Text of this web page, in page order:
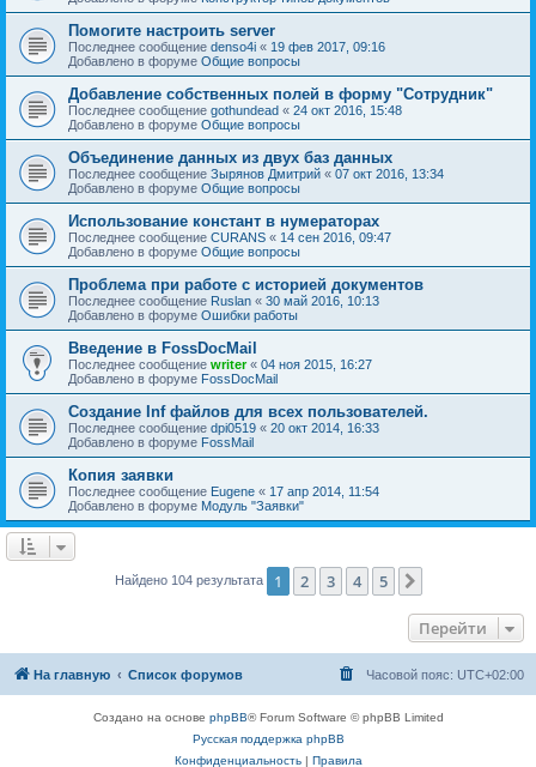
Помогите настроить server
Последнее сообщение denso4i « 19 фев 2017, 09:16
Добавлено в форуме Общие вопросы
Добавление собственных полей в форму "Сотрудник"
Последнее сообщение gothundead « 24 окт 2016, 15:48
Добавлено в форуме Общие вопросы
Объединение данных из двух баз данных
Последнее сообщение Зырянов Дмитрий « 07 окт 2016, 13:34
Добавлено в форуме Общие вопросы
Использование констант в нумераторах
Последнее сообщение CURANS « 14 сен 2016, 09:47
Добавлено в форуме Общие вопросы
Проблема при работе с историей документов
Последнее сообщение Ruslan « 30 май 2016, 10:13
Добавлено в форуме Ошибки работы
Введение в FossDocMail
Последнее сообщение writer« 04 ноя 2015, 16:27
Добавлено в форуме FossDocMail
Создание Inf файлов для всех пользователей.
Последнее сообщение dpi0519 « 20 окт 2014, 16:33
Добавлено в форуме FossMail
Копия заявки
Последнее сообщение Eugene « 17 апр 2014, 11:54
Добавлено в форуме Модуль "Заявки"
Найдено 104 результата 1 2 3 4 5
Перейти
На главную Список форумов Часовой пояс: UTC+02:00
Создано на основе phpBB® Forum Software © phpBB Limited
Русская поддержка phpBB
Конфиденциальность| Правила